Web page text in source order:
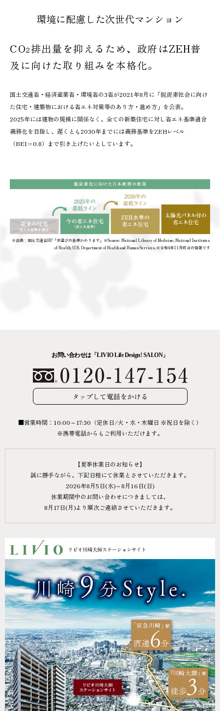
環境に配慮した次世代マンション
CO2 排出量を抑えるため、政府はZEH普
及に向けた取り組みを本格化。
国土交通省・経済産業省・環境省の3省が2021年8月に「脱炭素社会に向け
た住宅・建築物における省エネ対策等のあり方・進め方」を公表。
2025年には建物の規模に関係なく、全ての新築住宅に対し省エネ基準適合
義務化を目指し、 遅くとも2030年までには義務基準をZEHレベル
（BEI=0.8）まで引き上げたいとしています。
※出典：国土交通省HP「家選びの基準かわります」※Source: National Library of Medicine; National Institutes
of Health; U.S. Department of Health and Human Services.※令和4年11月時点の情報です
お問い合わせは「LIVIO Life Design! SALON」
タップして電話をかける
■営業時間：10:00～17:30（定休日/火・水・木曜日 ※祝日を除く）
※携帯電話からもご利用いただけます。
【夏季休業日のお知らせ】
誠に勝手ながら、下記日程にて休業とさせていただきます。
2026年8月5日(水)～8月16日(日)
休業期間中のお問い合わせにつきましては、
8月17日(月)より順次ご連絡させていただきます。